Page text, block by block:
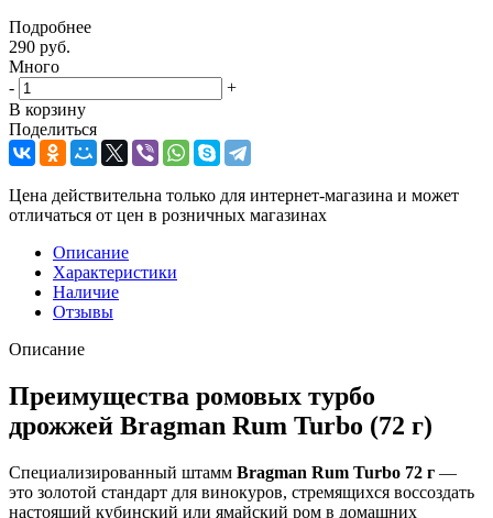
Подробнее
290 руб.
Много
-
+
В корзину
Поделиться
Цена действительна только для интернет-магазина и может
отличаться от цен в розничных магазинах
Описание
Характеристики
Наличие
Отзывы
Описание
Преимущества ромовых турбо
дрожжей Bragman Rum Turbo (72 г)
Специализированный штамм Bragman Rum Turbo 72 г —
это золотой стандарт для винокуров, стремящихся воссоздать
настоящий кубинский или ямайский ром в домашних